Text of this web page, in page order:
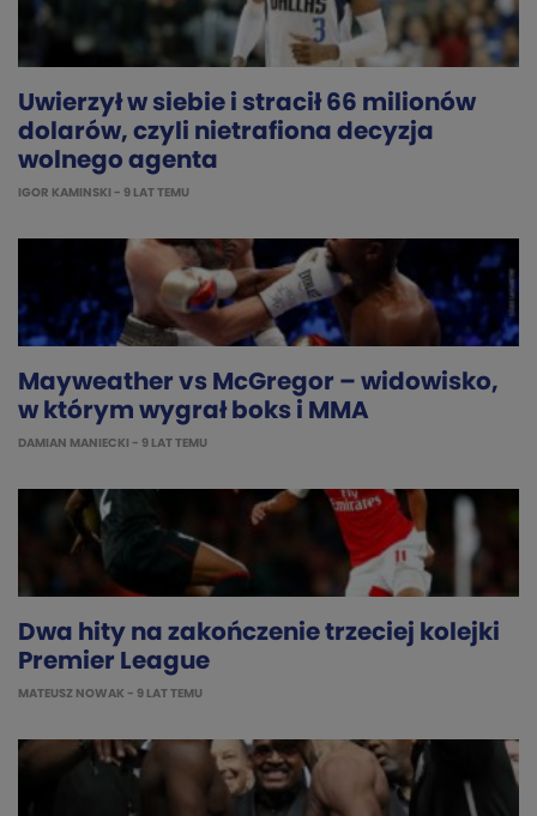
Uwierzył w siebie i stracił 66 milionów
dolarów, czyli nietrafiona decyzja
wolnego agenta
IGOR KAMINSKI - 9 LAT TEMU
Mayweather vs McGregor – widowisko,
w którym wygrał boks i MMA
DAMIAN MANIECKI - 9 LAT TEMU
Dwa hity na zakończenie trzeciej kolejki
Premier League
MATEUSZ NOWAK - 9 LAT TEMU